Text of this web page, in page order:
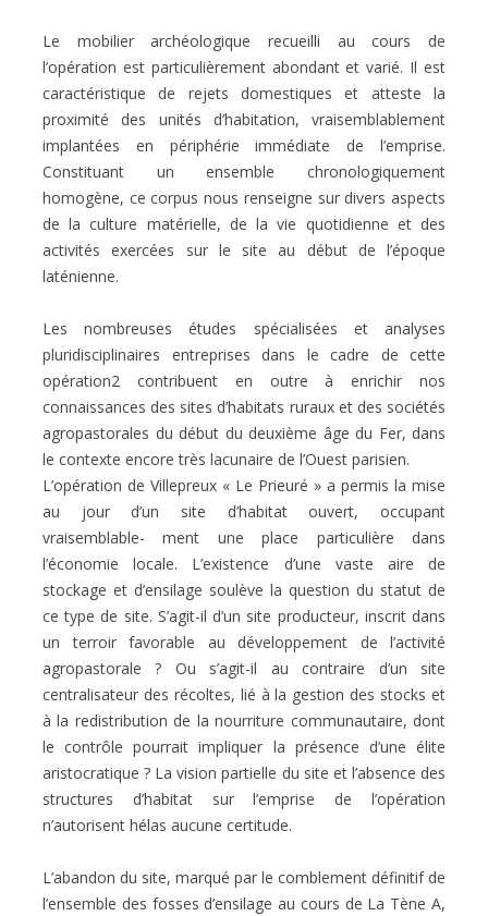
Le mobilier archéologique recueilli au cours de
l’opération est particulièrement abondant et varié. Il est
caractéristique de rejets domestiques et atteste la
proximité des unités d’habitation, vraisemblablement
implantées en périphérie immédiate de l’emprise.
Constituant un ensemble chronologiquement
homogène, ce corpus nous renseigne sur divers aspects
de la culture matérielle, de la vie quotidienne et des
activités exercées sur le site au début de l’époque
laténienne.
Les nombreuses études spécialisées et analyses
pluridisciplinaires entreprises dans le cadre de cette
opération2 contribuent en outre à enrichir nos
connaissances des sites d’habitats ruraux et des sociétés
agropastorales du début du deuxième âge du Fer, dans
le contexte encore très lacunaire de l’Ouest parisien.
L’opération de Villepreux « Le Prieuré » a permis la mise
au jour d’un site d’habitat ouvert, occupant
vraisemblable- ment une place particulière dans
l’économie locale. L’existence d’une vaste aire de
stockage et d’ensilage soulève la question du statut de
ce type de site. S’agit-il d’un site producteur, inscrit dans
un terroir favorable au développement de l’activité
agropastorale ? Ou s’agit-il au contraire d’un site
centralisateur des récoltes, lié à la gestion des stocks et
à la redistribution de la nourriture communautaire, dont
le contrôle pourrait impliquer la présence d’une élite
aristocratique ? La vision partielle du site et l’absence des
structures d’habitat sur l’emprise de l’opération
n’autorisent hélas aucune certitude.
L’abandon du site, marqué par le comblement définitif de
l’ensemble des fosses d’ensilage au cours de La Tène A,